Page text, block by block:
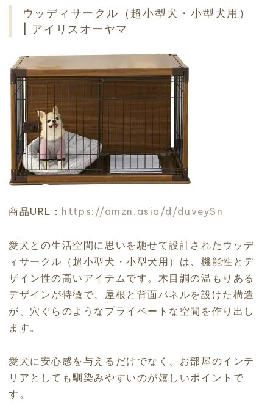
ウッディサークル（超小型犬・小型犬用）
| アイリスオーヤマ
商品URL： https://amzn.asia/d/duveySn
愛犬との生活空間に思いを馳せて設計されたウッデ
ィサークル（超小型犬・小型犬用）は、機能性とデ
ザイン性の高いアイテムです。木目調の温もりある
デザインが特徴で、屋根と背面パネルを設けた構造
が、穴ぐらのようなプライベートな空間を作り出し
ます。
愛犬に安心感を与えるだけでなく、お部屋のインテ
リアとしても馴染みやすいのが嬉しいポイントで
す。